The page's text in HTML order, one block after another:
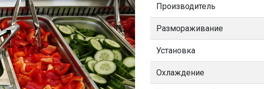
Производитель
Размораживание
Установка
Охлаждение